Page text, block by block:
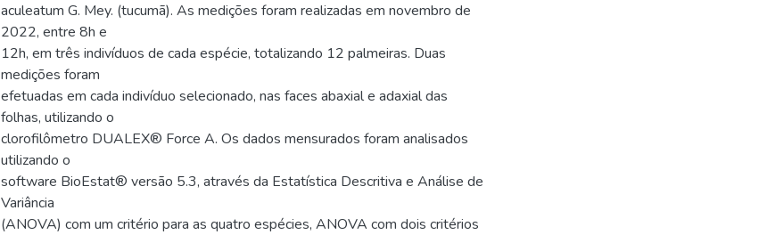
aculeatum G. Mey. (tucumã). As medições foram realizadas em novembro de
2022, entre 8h e
12h, em três indivíduos de cada espécie, totalizando 12 palmeiras. Duas
medições foram
efetuadas em cada indivíduo selecionado, nas faces abaxial e adaxial das
folhas, utilizando o
clorofilômetro DUALEX® Force A. Os dados mensurados foram analisados
utilizando o
software BioEstat® versão 5.3, através da Estatística Descritiva e Análise de
Variância
(ANOVA) com um critério para as quatro espécies, ANOVA com dois critérios